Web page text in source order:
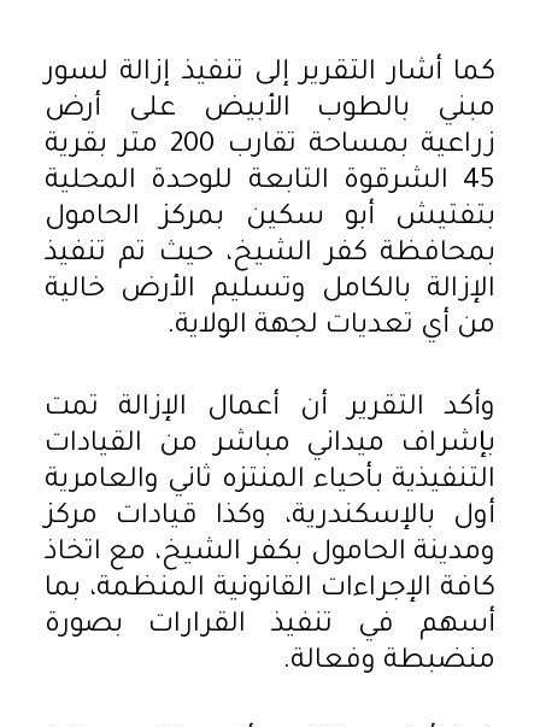
كما أشار التقرير إلى تنفيذ إزالة لسور
مبني بالطوب الأبيض على أرض
زراعية بمساحة تقارب 200 متر بقرية
45 الشرقوة التابعة للوحدة المحلية
بتفتيش أبو سكين بمركز الحامول
بمحافظة كفر الشيخ، حيث تم تنفيذ
الإزالة بالكامل وتسليم الأرض خالية
من أي تعديات لجهة الولاية.
وأكد التقرير أن أعمال الإزالة تمت
بإشراف ميداني مباشر من القيادات
التنفيذية بأحياء المنتزه ثاني والعامرية
أول بالإسكندرية، وكذا قيادات مركز
ومدينة الحامول بكفر الشيخ، مع اتخاذ
كافة الإجراءات القانونية المنظمة، بما
أسهم في تنفيذ القرارات بصورة
منضبطة وفعالة.